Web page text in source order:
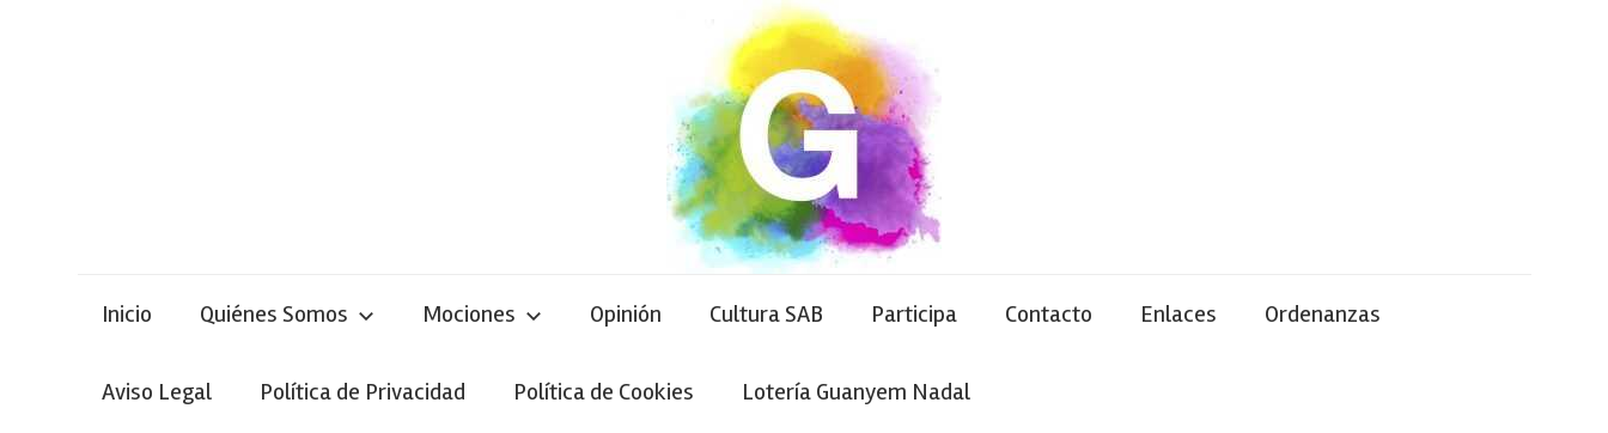
Inicio Quiénes Somos Mociones Opinión Cultura SAB Participa Contacto Enlaces Ordenanzas
Aviso Legal Política de Privacidad Política de Cookies Lotería Guanyem Nadal